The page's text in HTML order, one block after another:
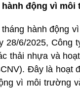
động vì môi
hành động
28/6/2025,
thải nhựa và
Đây là hoạt
vì môi trường